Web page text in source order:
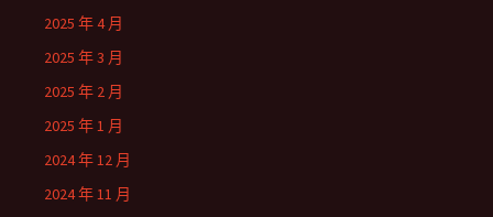
2025 年 4 月
2025 年 3 月
2025 年 2 月
2025 年 1 月
2024 年 12 月
2024 年 11 月